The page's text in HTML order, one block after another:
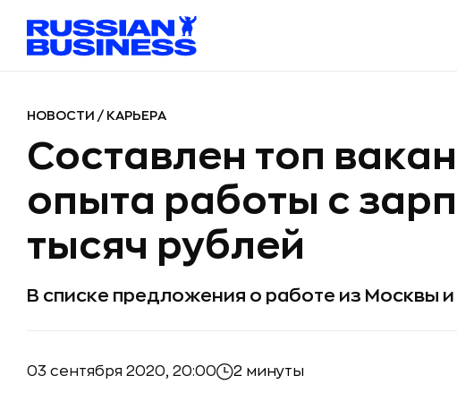
НОВОСТИ / КАРЬЕРА
Составлен топ
опыта работы с
тысяч рублей
В списке предложения о работе из Москвы
03 сентября 2020, 20:00 2 минуты